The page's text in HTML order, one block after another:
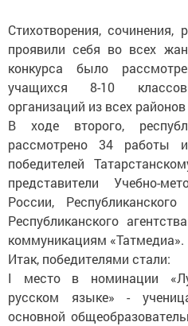
Стихотворения, сочинения,
проявили себя во всех
конкурса было
учащихся 8-10 классов
организаций из всех
В ходе второго,
рассмотрено 34 работы
победителей
представители Учебно-
России,
Республиканского
коммуникациям «Татмедиа».
Итак, победителями стали:
I место в номинации
русском языке» -
основной